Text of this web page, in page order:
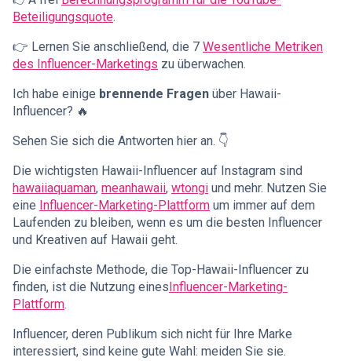
Beteiligungsquote.
👉 Lernen Sie anschließend, die 7 Wesentliche Metriken
des Influencer-Marketings zu überwachen.
Ich habe einige brennende Fragen über Hawaii-
Influencer? 🔥
Sehen Sie sich die Antworten hier an. 👇
Die wichtigsten Hawaii-Influencer auf Instagram sind
hawaiiaquaman, meanhawaii, wtongi und mehr. Nutzen Sie
eine Influencer-Marketing-Plattform um immer auf dem
Laufenden zu bleiben, wenn es um die besten Influencer
und Kreativen auf Hawaii geht.
Die einfachste Methode, die Top-Hawaii-Influencer zu
finden, ist die Nutzung einesInfluencer-Marketing-
Plattform.
Influencer, deren Publikum sich nicht für Ihre Marke
interessiert, sind keine gute Wahl: meiden Sie sie.